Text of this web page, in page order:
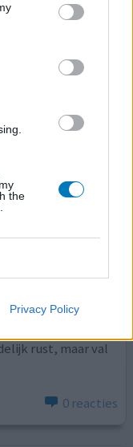
the
Privacy Policy
totale
slapen omdat ik
niet te stoppen
slapen gaan, en
rust, maar val
0 reacties